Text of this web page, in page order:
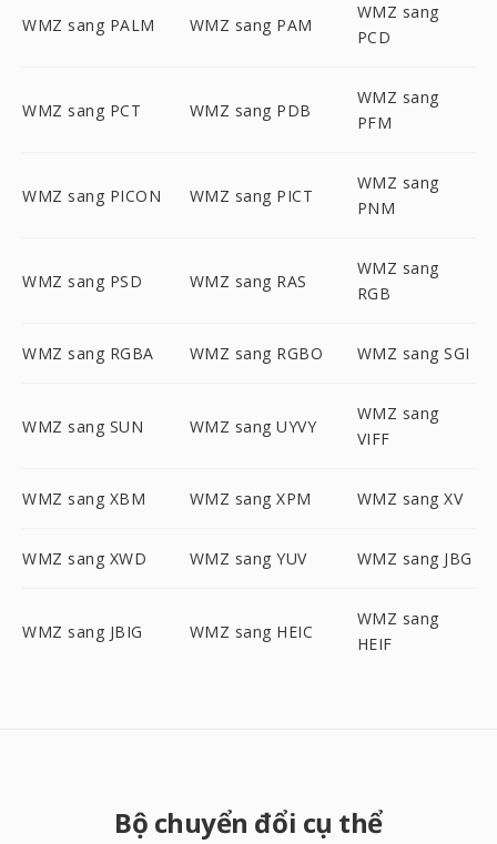
WMZ sang PALM WMZ sang PAM
WMZ sang
PCD
WMZ sang PCT WMZ sang PDB
WMZ sang
PFM
WMZ sang PICON WMZ sang PICT
WMZ sang
PNM
WMZ sang PSD WMZ sang RAS
WMZ sang
RGB
WMZ sang RGBA WMZ sang RGBO WMZ sang SGI
WMZ sang SUN WMZ sang UYVY
WMZ sang
VIFF
WMZ sang XBM WMZ sang XPM WMZ sang XV
WMZ sang XWD WMZ sang YUV WMZ sang JBG
WMZ sang JBIG WMZ sang HEIC
WMZ sang
HEIF
Bộ chuyển đổi cụ thể